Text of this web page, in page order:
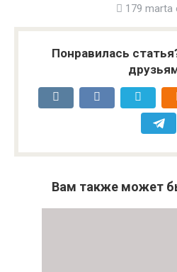
179 marta
Понравилась
Вам также может